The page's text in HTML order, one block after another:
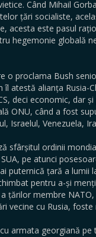
Când Mihail
țări socialiste,
acesta este pasul
hegemonie globală
o proclama Bush
atestă alianța Rusia-
deci economic, dar
ONU, când a fost
Israelul, Venezuela,
sfârșitul ordinii
pe atunci
puternică țară a lumii
pentru a-și
țărilor membre
vecine cu Rusia, foste
armata georgiană pe